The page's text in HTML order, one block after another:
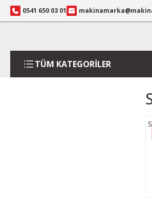
0541 650 03 01
TÜM KATEGORİLER